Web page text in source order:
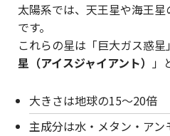
太陽系では、天王星や海王
です。
これらの星は「巨大ガス惑
星（アイスジャイアント） 」
大きさは地球の15〜20倍
主成分は水・メタン・アン